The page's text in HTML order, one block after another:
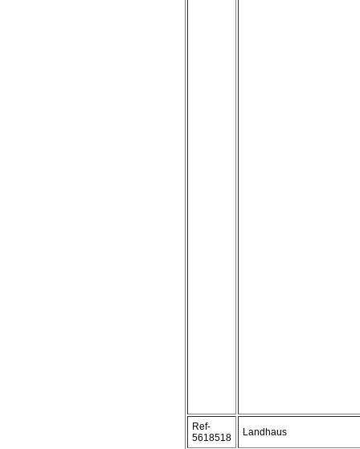
Ref-
5618518
Landhaus